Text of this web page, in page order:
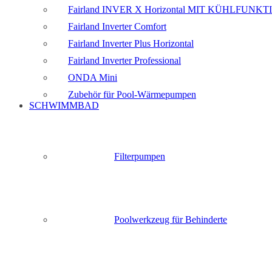
Fairland INVER X Horizontal MIT
Fairland Inverter Comfort
Fairland Inverter Plus Horizontal
Fairland Inverter Professional
ONDA Mini
Zubehör für Pool-Wärmepumpen
SCHWIMMBAD
Filterpumpen
Poolwerkzeug für Behinderte